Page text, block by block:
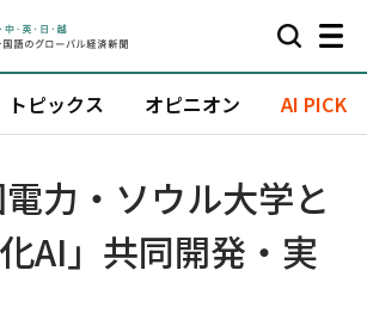
トピックス オピニオン AI PICK
力・ソウル大学と
化AI」共同開発・実